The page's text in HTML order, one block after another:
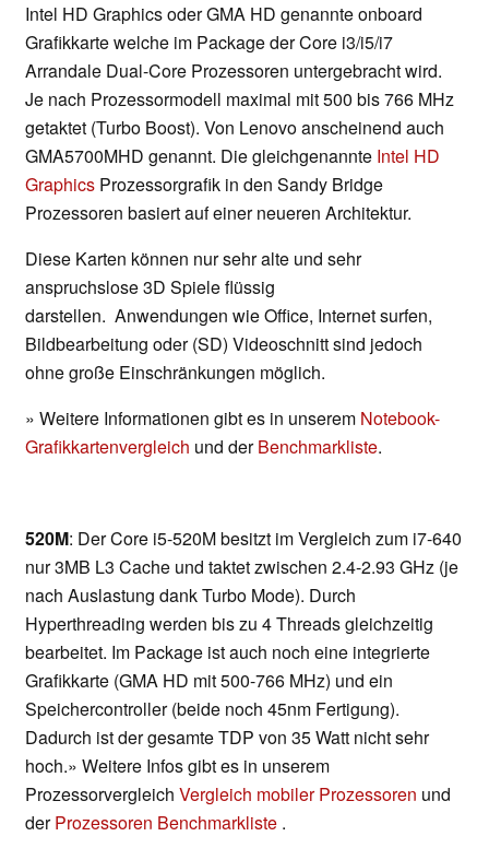
Intel HD Graphics oder GMA HD genannte onboard
Grafikkarte welche im Package der Core i3/i5/i7
Arrandale Dual-Core Prozessoren untergebracht wird.
Je nach Prozessormodell maximal mit 500 bis 766 MHz
getaktet (Turbo Boost). Von Lenovo anscheinend auch
GMA5700MHD genannt. Die gleichgenannte Intel HD
Graphics Prozessorgrafik in den Sandy Bridge
Prozessoren basiert auf einer neueren Architektur.
Diese Karten können nur sehr alte und sehr
anspruchslose 3D Spiele flüssig
darstellen. Anwendungen wie Office, Internet surfen,
Bildbearbeitung oder (SD) Videoschnitt sind jedoch
ohne große Einschränkungen möglich.
» Weitere Informationen gibt es in unserem Notebook-
Grafikkartenvergleich und derBenchmarkliste.
520M: Der Core i5-520M besitzt im Vergleich zum i7-640
nur 3MB L3 Cache und taktet zwischen 2.4-2.93 GHz (je
nach Auslastung dank Turbo Mode). Durch
Hyperthreading werden bis zu 4 Threads gleichzeitig
bearbeitet. Im Package ist auch noch eine integrierte
Grafikkarte (GMA HD mit 500-766 MHz) und ein
Speichercontroller (beide noch 45nm Fertigung).
Dadurch ist der gesamte TDP von 35 Watt nicht sehr
hoch.» Weitere Infos gibt es in unserem
Prozessorvergleich Vergleich mobiler Prozessoren und
derProzessoren Benchmarkliste .